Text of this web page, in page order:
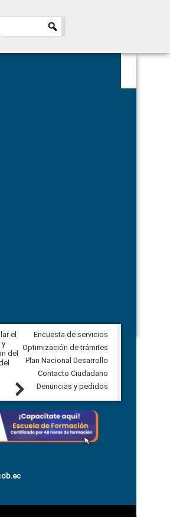
el
y
del
Veeduría Ciudadana para vigilar la
construcción del asfaltado de
Ballenita del cantón Santa Elena
7 agosto, 2026
Next
Encuesta de servicios
Optimización de trámites
Plan Nacional Desarrollo
Contacto Ciudadano
Denuncias y pedidos